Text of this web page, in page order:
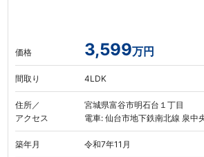
価格 3,599万円
間取り 4LDK
住所／
アクセス
宮城県富谷市明石台１丁目
電車: 仙台市地下鉄南北線 泉中
築年月 令和7年11月